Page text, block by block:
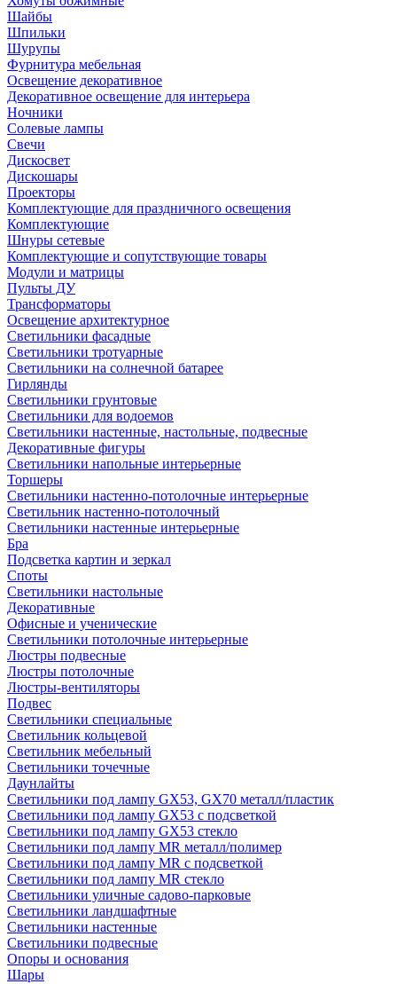
Шайбы
Шпильки
Шурупы
Фурнитура мебельная
Освещение декоративное
Декоративное освещение для интерьера
Ночники
Солевые лампы
Свечи
Дискосвет
Дискошары
Проекторы
Комплектующие для праздничного освещения
Комплектующие
Шнуры сетевые
Комплектующие и сопутствующие товары
Модули и матрицы
Пульты ДУ
Трансформаторы
Освещение архитектурное
Светильники фасадные
Светильники тротуарные
Светильники на солнечной батарее
Гирлянды
Светильники грунтовые
Светильники для водоемов
Светильники настенные, настольные, подвесные
Декоративные фигуры
Светильники напольные интерьерные
Торшеры
Светильники настенно-потолочные интерьерные
Светильник настенно-потолочный
Светильники настенные интерьерные
Бра
Подсветка картин и зеркал
Споты
Светильники настольные
Декоративные
Офисные и ученические
Светильники потолочные интерьерные
Люстры подвесные
Люстры потолочные
Люстры-вентиляторы
Подвес
Светильники специальные
Светильник кольцевой
Светильник мебельный
Светильники точечные
Даунлайты
Светильники под лампу GX53, GX70 металл/пластик
Светильники под лампу GX53 с подсветкой
Светильники под лампу GX53 стекло
Светильники под лампу MR металл/полимер
Светильники под лампу MR с подсветкой
Светильники под лампу MR стекло
Светильники уличные садово-парковые
Светильники ландшафтные
Светильники настенные
Светильники подвесные
Опоры и основания
Шары